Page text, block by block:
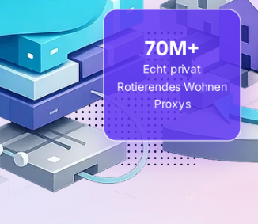
29M+
Echt privat
Rotierendes Wohnen
Proxys